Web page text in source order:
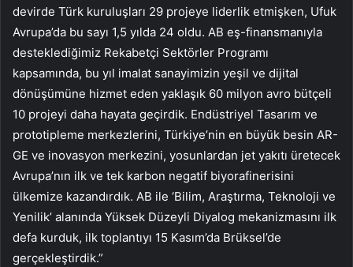
devirde Türk kuruluşları 29 projeye liderlik etmişken, Ufuk
Avrupa’da bu sayı 1,5 yılda 24 oldu. AB eş-finansmanıyla
desteklediğimiz Rekabetçi Sektörler Programı
kapsamında, bu yıl imalat sanayimizin yeşil ve dijital
dönüşümüne hizmet eden yaklaşık 60 milyon avro bütçeli
10 projeyi daha hayata geçirdik. Endüstriyel Tasarım ve
prototipleme merkezlerini, Türkiye’nin en büyük besin AR-
GE ve inovasyon merkezini, yosunlardan jet yakıtı üretecek
Avrupa’nın ilk ve tek karbon negatif biyorafinerisini
ülkemize kazandırdık. AB ile ‘Bilim, Araştırma, Teknoloji ve
Yenilik’ alanında Yüksek Düzeyli Diyalog mekanizmasını ilk
defa kurduk, ilk toplantıyı 15 Kasım’da Brüksel’de
gerçekleştirdik.”